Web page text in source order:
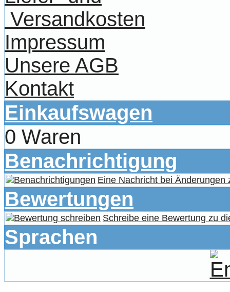
Versandkosten
Impressum
Unsere AGB
Kontakt
Einkaufswagen
0 Waren
Benachrichtigung
Eine Nachricht bei Änderungen
Bewertungen
Schreibe eine Bewertung zu
Sprachen